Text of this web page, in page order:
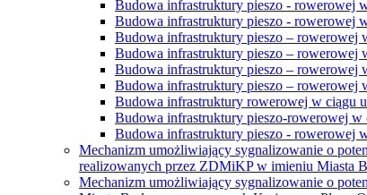
Budowa infrastruktury pieszo - rowerowej
Budowa infrastruktury pieszo - rowerowej
Budowa infrastruktury pieszo – rowerowej
Budowa infrastruktury pieszo – rowerowej
Budowa infrastruktury pieszo – rowerowej
Budowa infrastruktury pieszo – rowerowej
Budowa infrastruktury rowerowej w ciągu
Budowa infrastruktury pieszo-rowerowej w
Budowa infrastruktury pieszo - rowerowej
Mechanizm umożliwiający sygnalizowanie o
realizowanych przez ZDMiKP w imieniu Miasta
Mechanizm umożliwiający sygnalizowanie o